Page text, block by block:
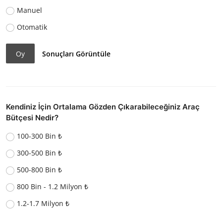
Manuel
Otomatik
Oy Sonuçları Görüntüle
Kendiniz İçin Ortalama Gözden Çıkarabileceğiniz Araç
Bütçesi Nedir?
100-300 Bin ₺
300-500 Bin ₺
500-800 Bin ₺
800 Bin - 1.2 Milyon ₺
1.2-1.7 Milyon ₺